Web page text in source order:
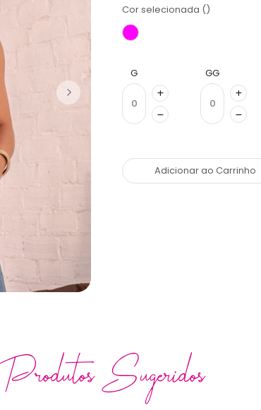
Cor selecionada ()
G GG
Adicionar ao Carrinho
Produtos Sugeridos